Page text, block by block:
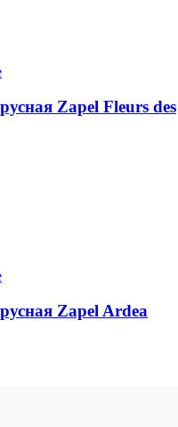
Zapel Fleurs des
Zapel Ardea